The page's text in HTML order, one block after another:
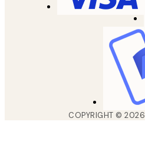
COPYRIGHT ©2026